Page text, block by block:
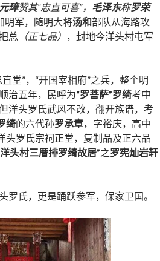
璋赞其“忠直可喜”， 毛泽东称罗荣
明军，随明大将汤和部队从海路攻
总 （正七品） ，封地今洋头村屯军
堂”，“开国宰相府”之兵，整个明
治五年，民呼为“罗菩萨”罗绮考中
洋头罗氏武风不改，翻开族谱，考
绮的六代孙罗承章，字裕庆，高中
头罗氏宗祠正堂，复制品及正六品
洋头村三厝排罗绮故居”之罗宪灿岩轩
罗氏，更是踊跃参军，保家卫国。